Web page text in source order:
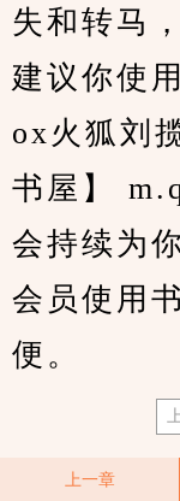
失和转马
建议你使
ox火狐刘
书屋】
会持续为
会员使用
便。
上一章